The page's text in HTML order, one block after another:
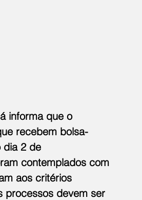
informa que o
recebem bolsa-
dia 2 de
contemplados com
aos critérios
processos devem ser